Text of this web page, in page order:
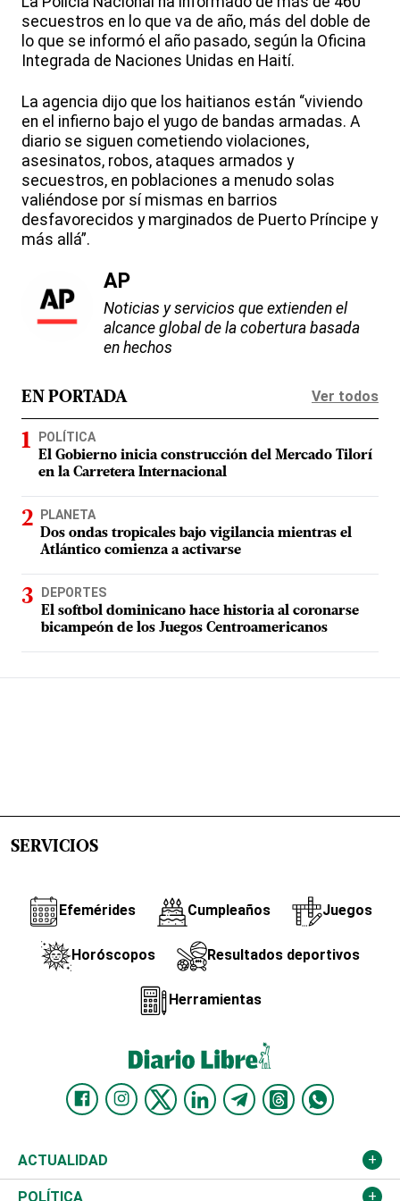
secuestros en lo que va de año, más del doble de
lo que se informó el año pasado, según la Oficina
Integrada de Naciones Unidas en Haití.
La agencia dijo que los haitianos están “viviendo
en el infierno bajo el yugo de bandas armadas. A
diario se siguen cometiendo violaciones,
asesinatos, robos, ataques armados y
secuestros, en poblaciones a menudo solas
valiéndose por sí mismas en barrios
desfavorecidos y marginados de Puerto Príncipe y
más allá”.
AP
Noticias y servicios que extienden el
alcance global de la cobertura basada
en hechos
EN PORTADA Ver todos
POLÍTICA
El Gobierno inicia construcción del Mercado Tilorí
en la Carretera Internacional
PLANETA
Dos ondas tropicales bajo vigilancia mientras el
Atlántico comienza a activarse
DEPORTES
El softbol dominicano hace historia al coronarse
bicampeón de los Juegos Centroamericanos
SERVICIOS
Efemérides Cumpleaños Juegos
Horóscopos Resultados deportivos
Herramientas
ACTUALIDAD
Nacional
POLÍTICA